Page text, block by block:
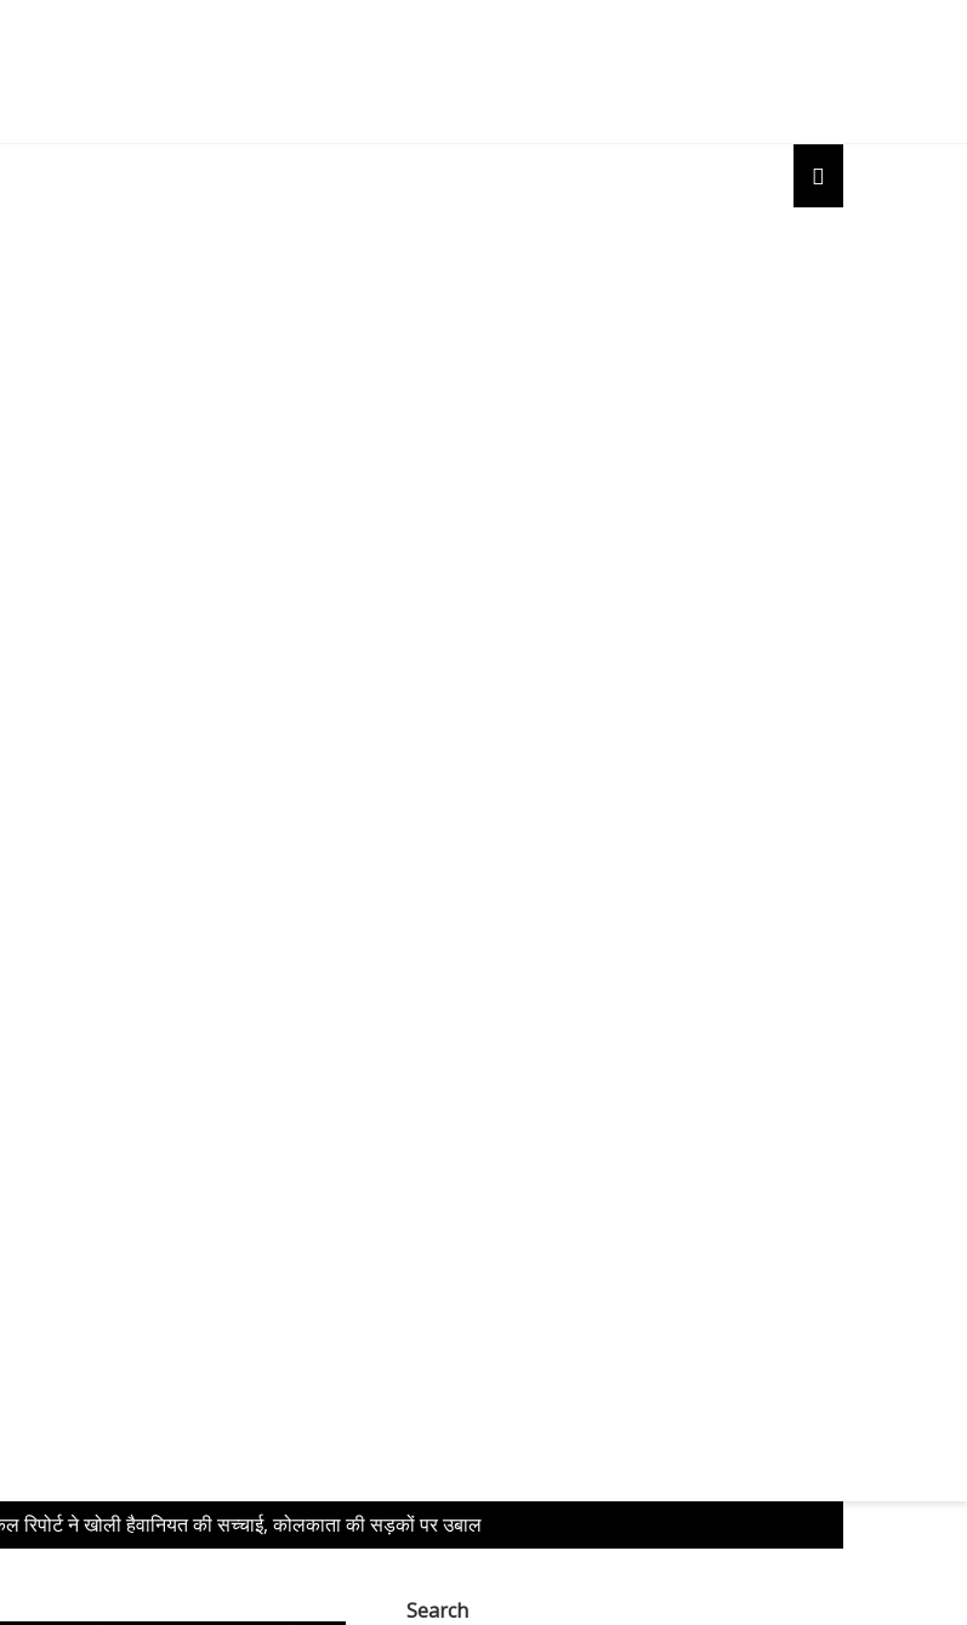
ने खोली हैवानियत की सच्चाई, कोलकाता की सड़कों पर उबाल
Search